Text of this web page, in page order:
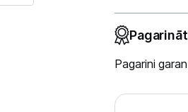
Piegāde un apmaksa
Pagarini